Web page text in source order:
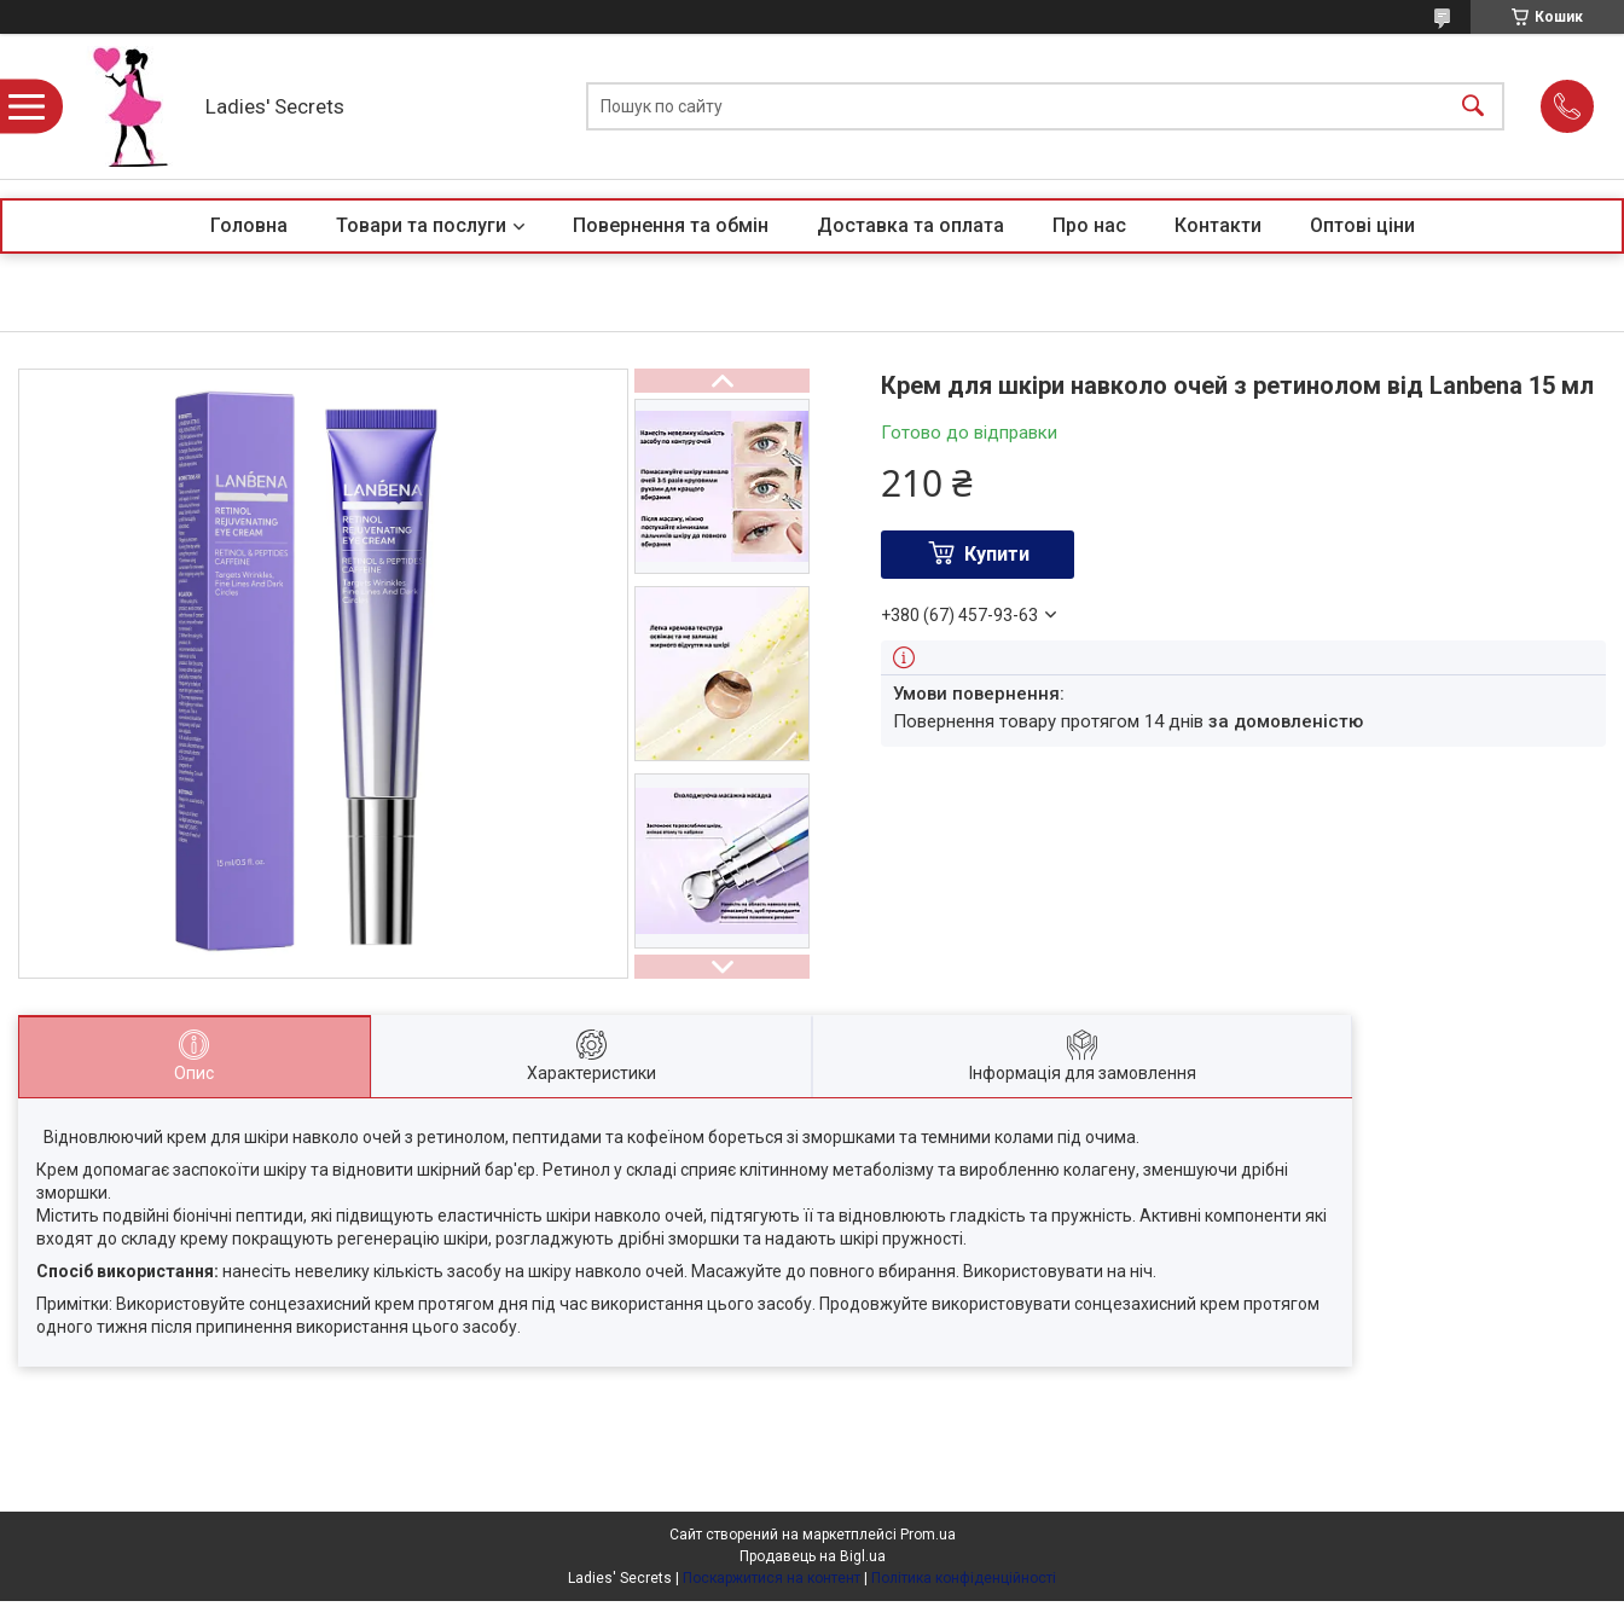
Кошик
Ladies' Secrets
Головна Товари та послуги Повернення та обмін Доставка та оплата Про нас Контакти Оптові ціни
Крем для шкіри навколо очей з ретинолом від Lanbena 15 мл
Готово до відправки
210 ₴
Купити
+380 (67) 457-93-63
повернення товару протягом 14 днівза домовленістю
Опис Характеристики Інформація для замовлення
Відновлюючий крем для шкіри навколо очей з ретинолом, пептидами та кофеїном бореться зі зморшками та темними колами під очима.
Крем допомагає заспокоїти шкіру та відновити шкірний бар'єр. Ретинол у складі сприяє клітинному метаболізму та виробленню колагену, зменшуючи дрібні
зморшки.
Містить подвійні біонічні пептиди, які підвищують еластичність шкіри навколо очей, підтягують її та відновлюють гладкість та пружність. Активні компоненти які
входят до складу крему покращують регенерацію шкіри, розгладжують дрібні зморшки та надають шкірі пружності.
Спосіб використання: нанесіть невелику кількість засобу на шкіру навколо очей. Масажуйте до повного вбирання. Використовувати на ніч.
Примітки: Використовуйте сонцезахисний крем протягом дня під час використання цього засобу. Продовжуйте використовувати сонцезахисний крем протягом
одного тижня після припинення використання цього засобу.
Сайт створений на маркетплейсі Prom.ua
Продавець на Bigl.ua
Поскаржитися на контент Політика конфіденційності